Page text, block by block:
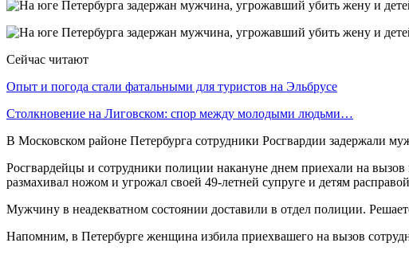
Сейчас читают
Опыт и погода стали фатальными для туристов на Эльбрусе
Столкновение на Лиговском: спор между молодыми людьми…
В Московском районе Петербурга сотрудники Росгвардии задержали
Росгвардейцы и сотрудники полиции накануне днем приехали на
размахивал ножом и угрожал своей 49-летней супруге и детям
Мужчину в неадекватном состоянии доставили в отдел полиции.
Напомним, в Петербурге женщина избила приехвашего на вызов